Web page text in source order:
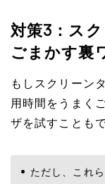
対策3：ス
ごまかす裏
もしスクリーン
用時間をうまく
ザを試すことも
ただし、これ